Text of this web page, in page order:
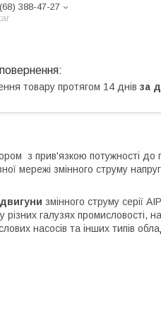
388-47-27
товару протягом 14 днів за
з прив'язкою потужності до
мережі змінного струму
змінного струму серії
різних галузях промисловості,
насосів та інших типів